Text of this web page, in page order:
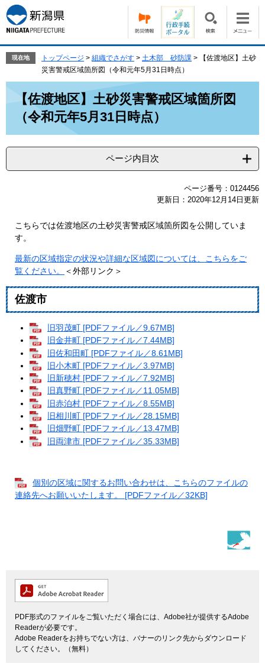
ー
ジ
の
で
ニ
ュ
ー
ば
現在地 トップページ > 組織でさがす > 土木部 砂防課 >
【佐渡地区】土砂
災害警戒区域箇所図（令和元年5月31日時点）
【佐渡地区】土砂災害警戒区域箇所図
（令和元年5月31日時点）
ページ内目次
ページ番号：0124456
更新日：2020年12月14日更新
こちらでは佐渡地区の土砂災害警戒区域箇所図を公開していま
す。
最新の区域指定の状況や詳細な区域図については、こちらをご
覧ください。
＜外部リンク＞
佐渡市
旧羽茂町 [PDFファイル／9.67MB]
旧金井町 [PDFファイル／7.44MB]
旧佐和田町 [PDFファイル／8.61MB]
旧小木町 [PDFファイル／3.97MB]
旧新穂村 [PDFファイル／7.92MB]
旧真野町 [PDFファイル／11.05MB]
旧赤泊村 [PDFファイル／8.55MB]
旧相川町 [PDFファイル／28.15MB]
旧畑野町 [PDFファイル／13.47MB]
旧両津市 [PDFファイル／35.33MB]
個別の区域に関するお問い合わせは、こちらのファイルの
連絡先へお願いいたします。 [PDFファイル／32KB]
PDF形式のファイルをご覧いただく場合には、Adobe社が提供するAdobe
Readerが必要です。
Adobe Readerをお持ちでない方は、バナーのリンク先からダウンロード
してください。（無料）